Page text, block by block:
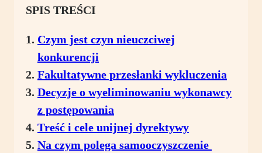
SPIS TREŚCI
Czym jest czyn nieuczciwej
konkurencji
Fakultatywne przesłanki wykluczenia
Decyzje o wyeliminowaniu wykonawcy
z postępowania
Treść i cele unijnej dyrektywy
Na czym polega samooczyszczenie